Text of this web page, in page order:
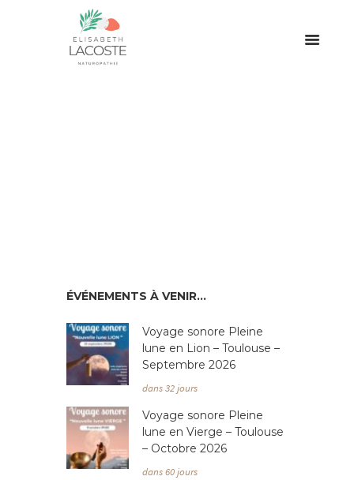
ÉVÉNEMENTS À VENIR…
Voyage sonore Pleine
lune en Lion – Toulouse –
Septembre 2026
dans 32 jours
Voyage sonore Pleine
lune en Vierge – Toulouse
– Octobre 2026
dans 60 jours